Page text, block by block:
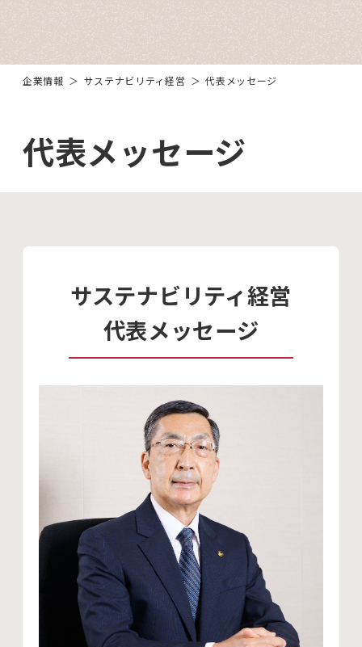
企業情報 サステナビリティ経営 代表メッセージ
代表メッセージ
サステナビリティ経営
代表メッセージ